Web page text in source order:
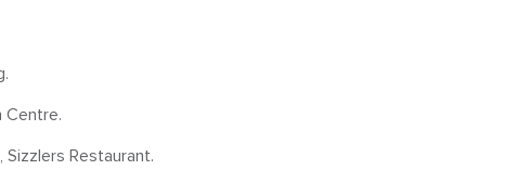
Centre.
Restaurant.